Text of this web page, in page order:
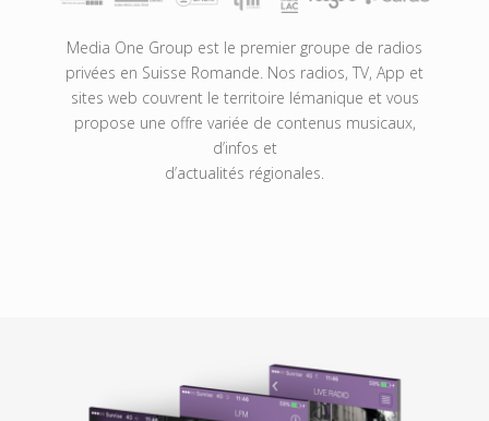
Media One Group est le premier groupe de radios
privées en Suisse Romande. Nos radios, TV, App et
sites web couvrent le territoire lémanique et vous
propose une offre variée de contenus musicaux,
d’infos et
d’actualités régionales.